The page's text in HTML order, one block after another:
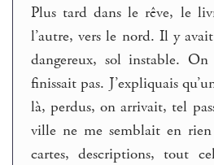
Plus tard dans le rêve, le
l’autre, vers le nord. Il y
dangereux, sol instable.
finissait pas. J’expliquais
là, perdus, on arrivait, tel
ville ne me semblait en rien
cartes, descriptions, tout